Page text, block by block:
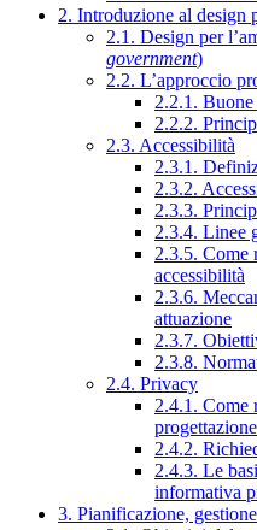
2. Introduzione al
2.1. Design per
government)
2.2. L’approccio
2.2.1.
2.2.2.
2.3. Accessibilità
2.3.1.
2.3.2.
2.3.3.
2.3.4. Linee
2.3.5. Come
accessibilità
2.3.6.
attuazione
2.3.7.
2.3.8.
2.4. Privacy
2.4.1. Come
2.4.2.
2.4.3. Le
informativa
3. Pianificazione,